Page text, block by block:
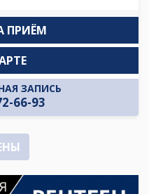
ПРИЁМ
ЗАПИСЬ
66-93